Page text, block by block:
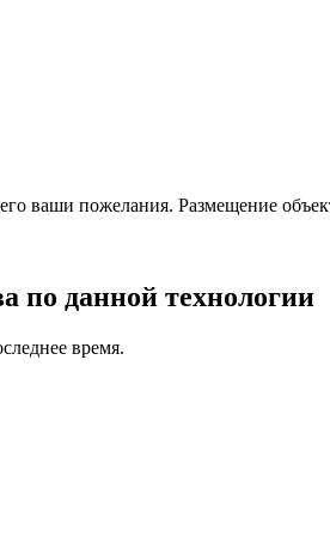
ваши пожелания. Размещение
по данной технологии
время.